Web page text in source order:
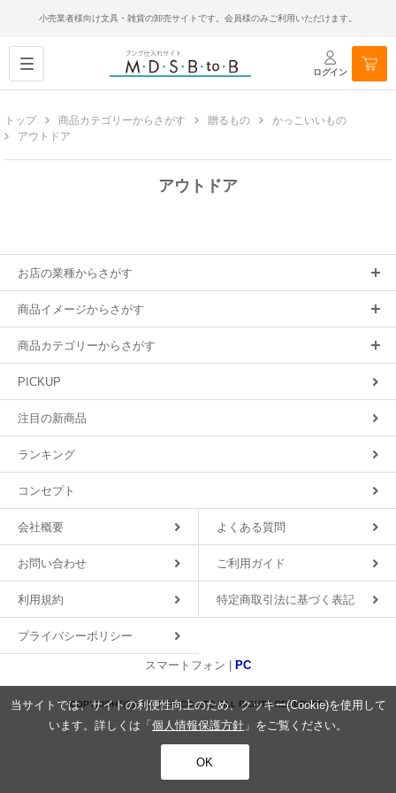
小売業者様向け文具・雑貨の卸売サイトです。会員様のみご利用いただけます。
ログイン
トップ 商品カテゴリーからさがす 贈るもの
かっこいいもの
アウトドア
アウトドア
お店の業種からさがす
商品イメージからさがす
商品カテゴリーからさがす
PICKUP
注目の新商品
ランキング
コンセプト
会社概要 よくある質問
お問い合わせ ご利用ガイド
利用規約 特定商取引法に基づく表記
プライバシーポリシー
スマートフォン | PC
COPYRIGHT(C)2018 MDS CO.,LTD. ALL RIGHTS RESERVED.
当サイトでは、サイトの利便性向上のため、クッキー(Cookie)を使用して
います。詳しくは「 個人情報保護方針 」をご覧ください。
OK